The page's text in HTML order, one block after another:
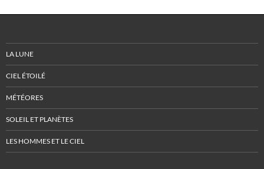
LA LUNE
CIEL ÉTOILÉ
MÉTÉORES
SOLEIL ET PLANÈTES
LES HOMMES ET LE CIEL